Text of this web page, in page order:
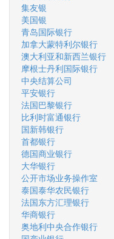
集友银
美国银
青岛国际银行
加拿大蒙特利尔银行
澳大利亚和新西兰银行
摩根士丹利国际银行
中央结算公司
平安银行
法国巴黎银行
比利时富通银行
国新韩银行
首都银行
德国商业银行
大华银行
公开市场业务操作室
泰国泰华农民银行
法国东方汇理银行
华商银行
奥地利中央合作银行